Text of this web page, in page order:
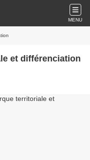
MENU
et différenciation